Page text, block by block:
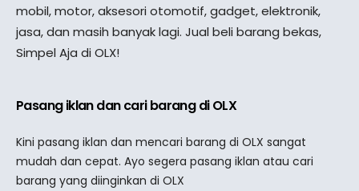
mobil, motor, aksesori otomotif, gadget, elektronik,
jasa, dan masih banyak lagi. Jual beli barang bekas,
Simpel Aja di OLX!
Pasang iklan dan cari barang di OLX
Kini pasang iklan dan mencari barang di OLX sangat
mudah dan cepat. Ayo segera pasang iklan atau cari
barang yang diinginkan di OLX